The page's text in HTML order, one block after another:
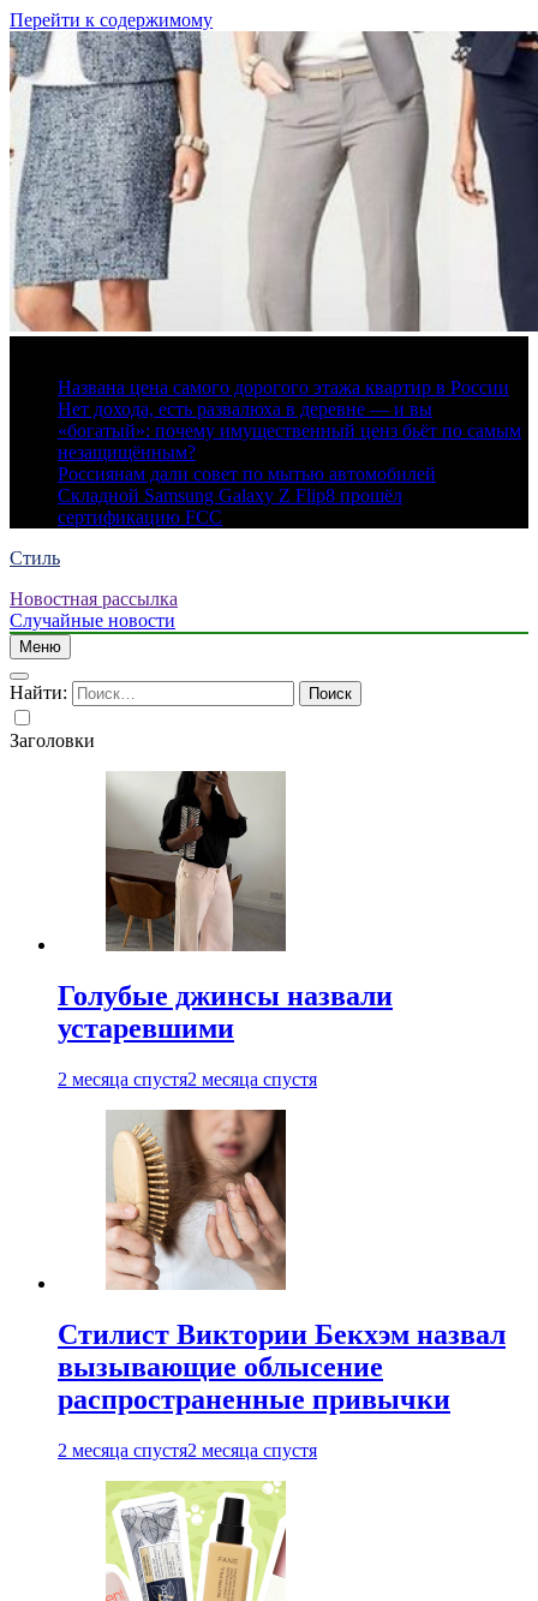
Перейти к содержимому
Названа цена самого дорогого этажа квартир в России
Нет дохода, есть развалюха в деревне — и вы
«богатый»: почему имущественный ценз бьёт по самым
незащищённым?
Россиянам дали совет по мытью автомобилей
Складной Samsung Galaxy Z Flip8 прошёл
сертификацию FCC
Стиль
Новостная рассылка
Случайные новости
Меню
Найти:
Заголовки
Голубые джинсы назвали
устаревшими
2 месяца спустя2 месяца спустя
Стилист Виктории Бекхэм назвал
вызывающие облысение
распространенные привычки
2 месяца спустя2 месяца спустя